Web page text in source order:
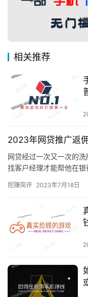
相关推荐
2023年网贷推广返
网贷经过一次又一次的
找客户经理才能帮他在
合伙…
挖赚简评 2023年7月18日